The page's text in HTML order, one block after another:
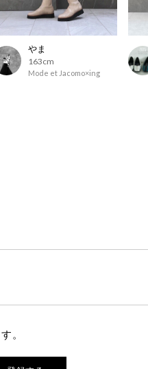
やま
163cm
Mode et Jacomo×ing
。